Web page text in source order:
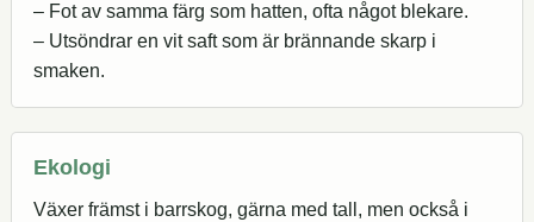
– Fot av samma färg som hatten, ofta något blekare.
– Utsöndrar en vit saft som är brännande skarp i
smaken.
Ekologi
Växer främst i barrskog, gärna med tall, men också i